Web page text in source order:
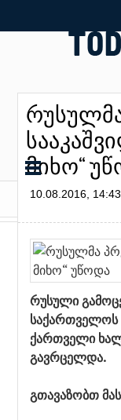
მიხო“
10.08.2016, 14:43,
რუსული
საქართველოს
ქართველი
გავრცელდა.
გთავაზობთ